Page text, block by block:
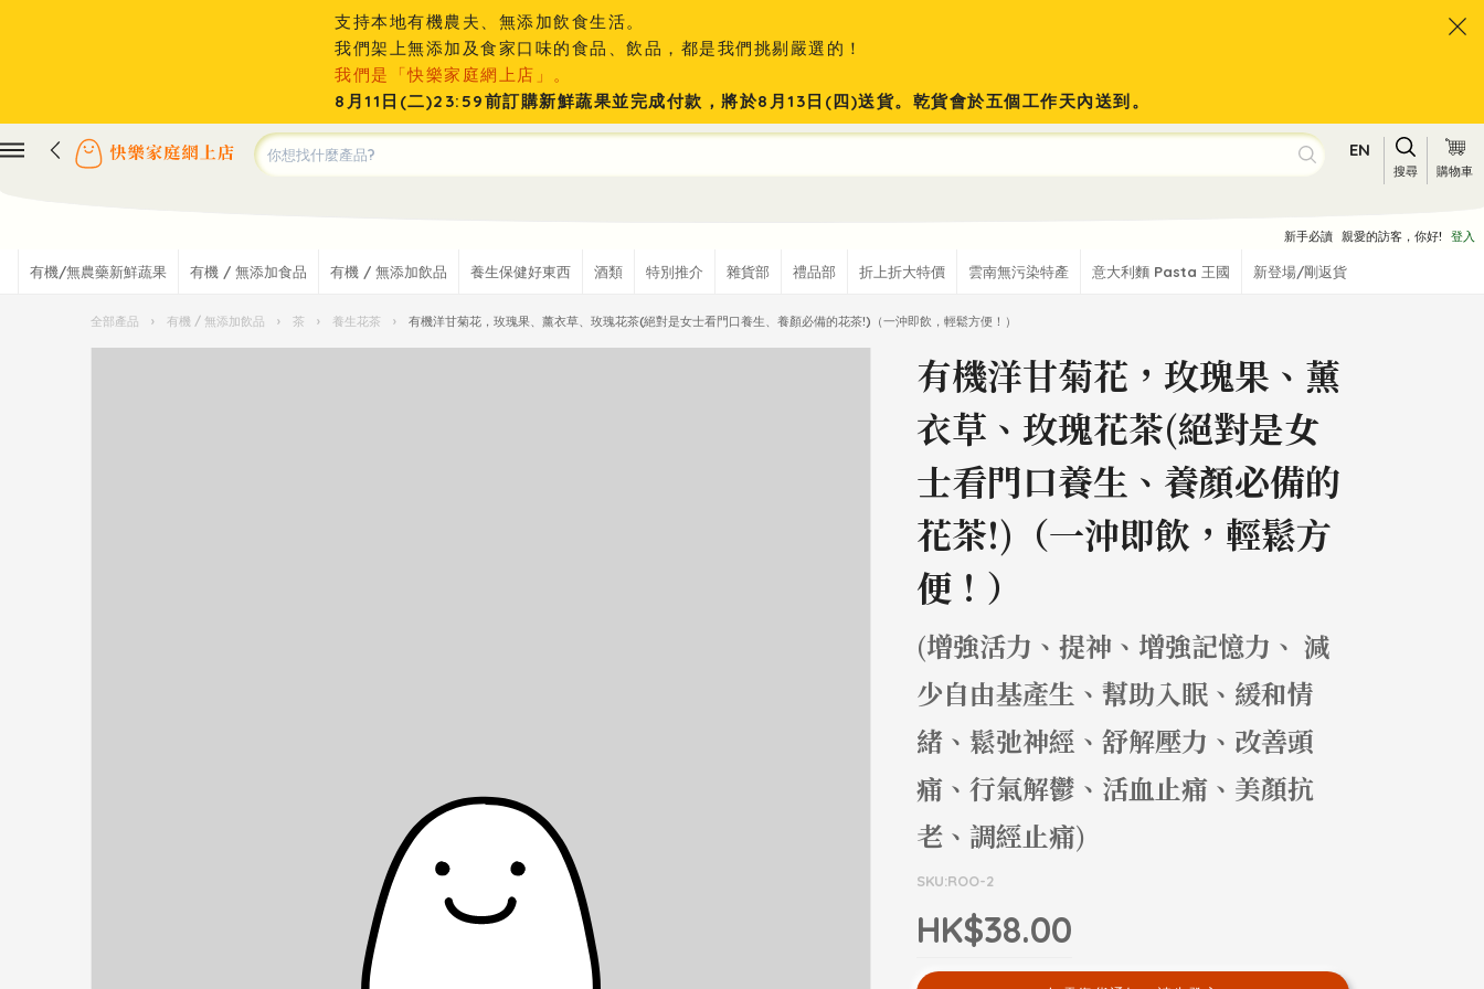
支持本地有機農夫、無添加飲食生活。
我們架上無添加及食家口味的食品、飲品，都是我們挑剔嚴選的！
我們是「快樂家庭網上店」。
8月11日(二)23:59前訂購新鮮蔬果並完成付款，將於8月13日(四)送貨。乾貨會於五個工作天內送到。
EN
搜尋 購物車
新手必讀 親愛的訪客，你好! 登入
有機/無農藥新鮮蔬果 有機 / 無添加食品 有機 / 無添加飲品 養生保健好東西 酒類 特別推介 雜貨部 禮品部 折上折大特價 雲南無污染特產 意大利麵 Pasta 王國 新登場/剛返貨
全部產品 › 有機 / 無添加飲品 › 茶 › 養生花茶 › 有機洋甘菊花，玫瑰果、薰衣草、玫瑰花茶(絕對是女士看門口養生、養顏必備的花茶!)（一沖即飲，輕鬆方便！）
有機洋甘菊花，玫瑰果、薰
衣草、玫瑰花茶(絕對是女
士看門口養生、養顏必備的
花茶!)（一沖即飲，輕鬆方
便！）
(增強活力、提神、增強記憶力、 減
少自由基產生、幫助入眠、緩和情
緒、鬆弛神經、舒解壓力、改善頭
痛、行氣解鬱、活血止痛、美顏抗
老、調經止痛)
SKU:ROO-2
HK$38.00